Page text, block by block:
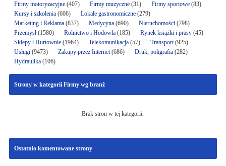
Firmy motoryzacyjne(407) Firmy muzyczne(31) Firmy sportowe(83)
Kursy i szkolenia(606) Lokale gastronomiczne(279)
Marketing i Reklama(837) Medycyna(690) Nieruchomości(798)
Przemysł(1580) Rolnictwo i Hodowla(185) Rynek książki i prasy(45)
Sklepy i Hurtownie(1964) Telekomunikacja(57) Transport(925)
Usługi(9473) Zakupy przez Internet(686) Druk, poligrafia(282)
Hydraulika(106)
Strony w kategorii Firmy wg branż
Brak stron w tej kategorii.
Ostatnio komentowane strony